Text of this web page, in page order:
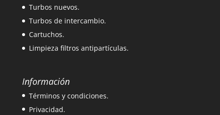
Turbos nuevos.
Turbos de intercambio.
Cartuchos.
Limpieza filtros antipartículas.
Información
Términos y condiciones.
Privacidad.